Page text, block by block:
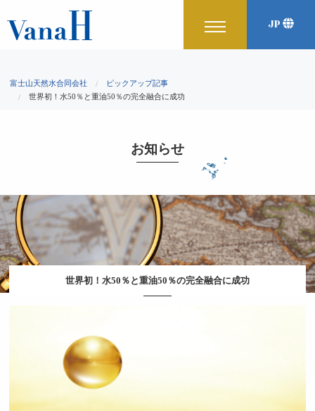
JP
富士山天然水合同会社
ピックアップ記事
世界初！水50％と重油50％の完全融合に成功
お知らせ
世界初！水50％と重油50％の完全融合に成功